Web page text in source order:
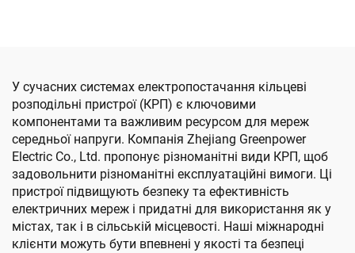
У сучасних системах електропостачання кільцеві
розподільні пристрої (КРП) є ключовими
компонентами та важливим ресурсом для мереж
середньої напруги. Компанія Zhejiang Greenpower
Electric Co., Ltd. пропонує різноманітні види КРП, щоб
задовольнити різноманітні експлуатаційні вимоги. Ці
пристрої підвищують безпеку та ефективність
електричних мереж і придатні для використання як у
містах, так і в сільській місцевості. Наші міжнародні
клієнти можуть бути впевнені у якості та безпеці